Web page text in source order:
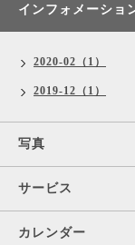
インフォメーショ
2020-02（1）
2019-12（1）
写真
サービス
カレンダー